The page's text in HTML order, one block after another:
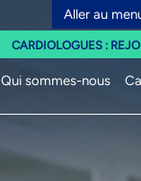
Aller au
CARDIOLOGUES :
Qui sommes-nous